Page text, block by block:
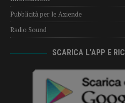
Pubblicità per le Aziende
Radio Sound
SCARICA L’APP E